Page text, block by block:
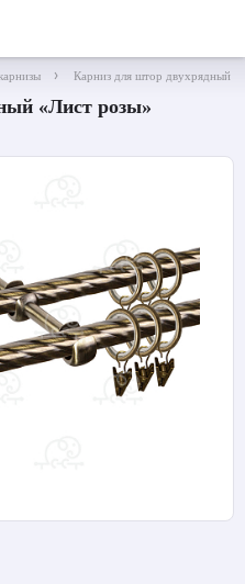
Карниз для штор двухрядный
«Лист розы»